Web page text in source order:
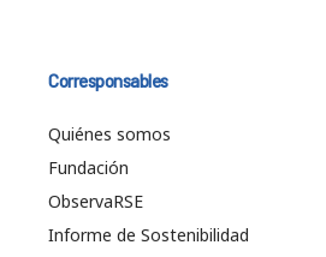
Corresponsables
Quiénes somos
Fundación
ObservaRSE
Informe de Sostenibilidad